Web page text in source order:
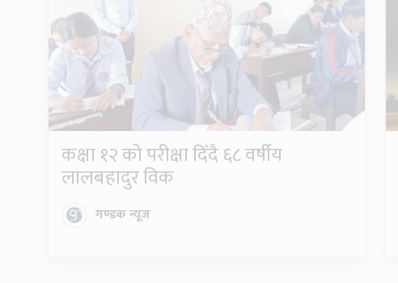
कक्षा १२ को परीक्षा दिँदै ६८ वर्षीय
लालबहादुर विक
गण्डक न्यूज